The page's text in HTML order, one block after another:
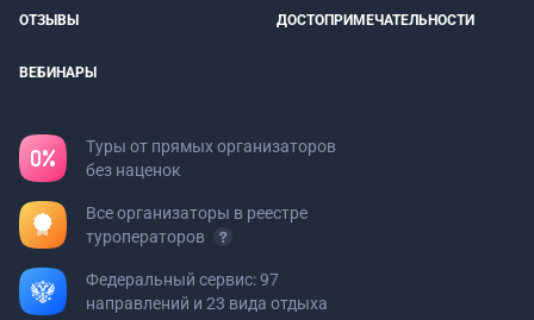
ОТЗЫВЫ ДОСТОПРИМЕЧАТЕЛЬНОСТИ
ВЕБИНАРЫ
Туры от прямых организаторов
без наценок
Все организаторы в реестре
туроператоров
Федеральный сервис: 97
направлений и 23 вида отдыха